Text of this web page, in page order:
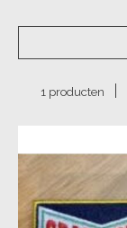
1 producten